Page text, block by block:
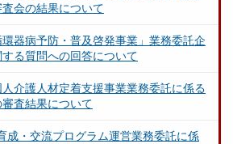
会の結果について
器病予防・普及啓発事業」業務委託企
る質問への回答について
介護人材定着支援事業業務委託に係る
査結果について
成・交流プログラム運営業務委託に係